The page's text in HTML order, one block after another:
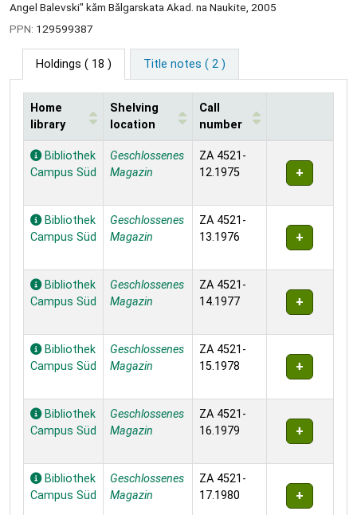
Angel Balevski" kăm Bălgarskata Akad. na Naukite, 2005
PPN: 129599387
Holdings ( 18 ) Title notes ( 2 )
Holdings
Home
library
Shelving
location
Call
number
Bibliothek
Campus Süd
Geschlossenes
Magazin
ZA 4521-
12.1975
Bibliothek
Campus Süd
Geschlossenes
Magazin
ZA 4521-
13.1976
Bibliothek
Campus Süd
Geschlossenes
Magazin
ZA 4521-
14.1977
Bibliothek
Campus Süd
Geschlossenes
Magazin
ZA 4521-
15.1978
Bibliothek
Campus Süd
Geschlossenes
Magazin
ZA 4521-
16.1979
Bibliothek
Campus Süd
Geschlossenes
Magazin
ZA 4521-
17.1980